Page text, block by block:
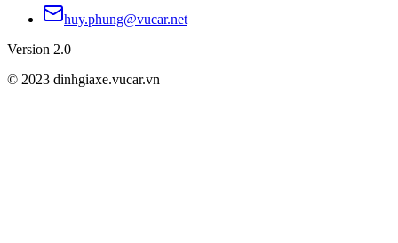
huy.phung@vucar.net
Version 2.0
© 2023 dinhgiaxe.vucar.vn